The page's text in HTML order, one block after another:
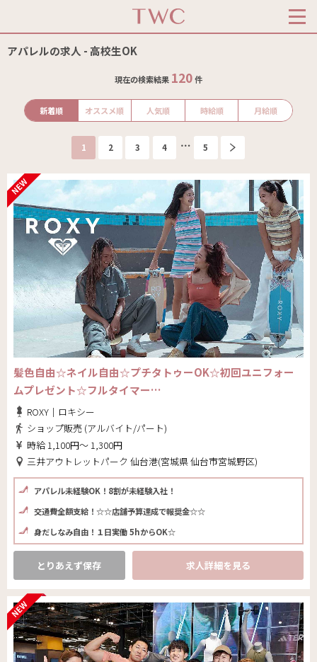
アパレルの求人 - 高校生OK
現在の検索結果 120件
新着順 オススメ順 人気順 時給順 月給順
1 2 3 4 5
髪色自由☆ネイル自由☆プチタトゥーOK☆初回ユニフォー
ムプレゼント☆フルタイマー…
ROXY｜ロキシー
ショップ販売 (アルバイト/パート)
時給 1,100円～ 1,300円
三井アウトレットパーク 仙台港(宮城県 仙台市宮城野区)
アパレル未経験OK！8割が未経験入社！
交通費全額支給！☆☆店舗予算達成で報奨金☆☆
身だしなみ自由！１日実働 5hからOK☆
とりあえず保存 求人詳細を見る